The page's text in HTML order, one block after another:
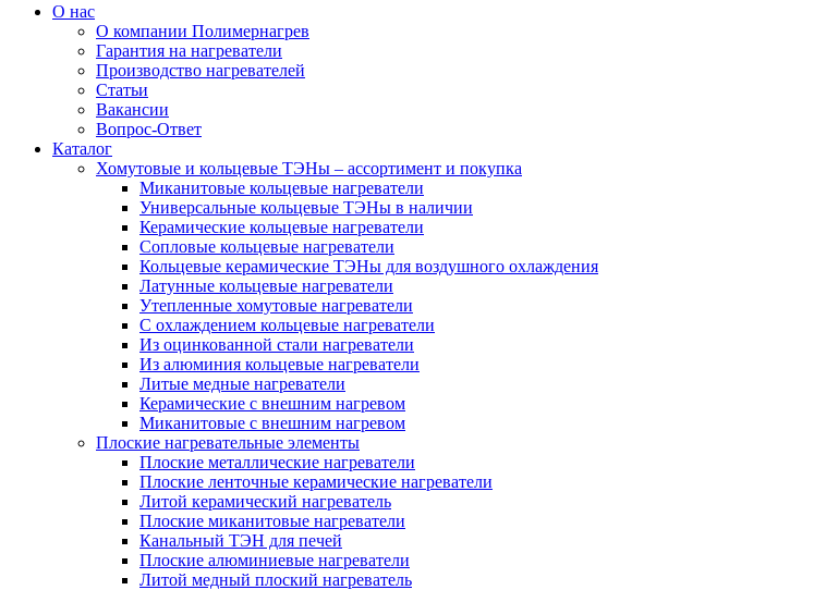
О нас
О компании Полимернагрев
Гарантия на нагреватели
Производство нагревателей
Статьи
Вакансии
Вопрос-Ответ
Каталог
Хомутовые и кольцевые ТЭНы – ассортимент и покупка
Миканитовые кольцевые нагреватели
Универсальные кольцевые ТЭНы в наличии
Керамические кольцевые нагреватели
Сопловые кольцевые нагреватели
Кольцевые керамические ТЭНы для воздушного охлаждения
Латунные кольцевые нагреватели
Утепленные хомутовые нагреватели
С охлаждением кольцевые нагреватели
Из оцинкованной стали нагреватели
Из алюминия кольцевые нагреватели
Литые медные нагреватели
Керамические с внешним нагревом
Миканитовые с внешним нагревом
Плоские нагревательные элементы
Плоские металлические нагреватели
Плоские ленточные керамические нагреватели
Литой керамический нагреватель
Плоские миканитовые нагреватели
Канальный ТЭН для печей
Плоские алюминиевые нагреватели
Литой медный плоский нагреватель